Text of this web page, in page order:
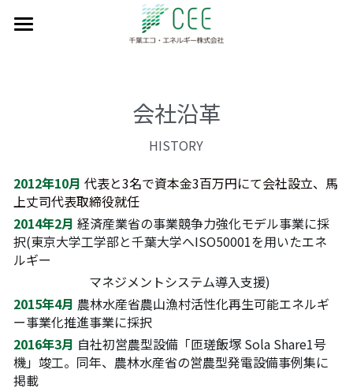
会社概要
会社沿革
アクセスマップ
採用情報
お問い合わせ
日本語
日本語
English
会社沿革
HISTORY
2012年10月 代表と3名で資本金3百万円にて会社設立、馬
上丈司代表取締役就任
2014年2月 経済産業省の事業競争力強化モデル事業に採
択(東京大学工学部と千葉大学へISO50001を用いたエネ
ルギー
マネジメントシステム導入支援)
2015年4月 農林水産省農山漁村活性化再生可能エネルギ
ー事業化推進事業に採択
2016年3月 自社初営農型設備「匝瑳飯塚 Sola Share1号
機」竣工。同年、農林水産省の営農型発電設備事例集に
掲載